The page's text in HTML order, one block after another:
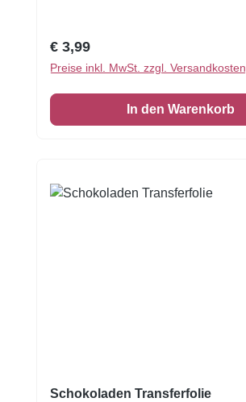
Regulärer Preis:
€ 3,99
Preise inkl. MwSt. zzgl. Versandkosten
In den Warenkorb
Schokoladen Transferfolie